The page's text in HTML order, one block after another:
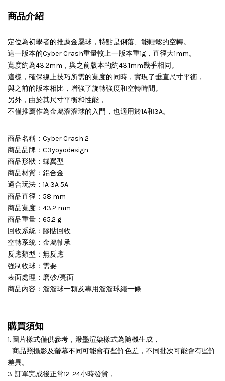
商品介紹
定位為初學者的推薦金屬球，特點是俐落、能輕鬆的空轉。
這一版本的Cyber Crash重量較上一版本重1g，直徑大1mm。
寬度約為43.2mm，與之前版本的約43.1mm幾乎相同。
這樣，確保線上技巧所需的寬度的同時，實現了垂直尺寸平衡，
與之前的版本相比，增強了旋轉強度和空轉時間。
另外，由於其尺寸平衡和性能，
不僅推薦作為金屬溜溜球的入門，也適用於1A和3A。
商品名稱：Cyber Crash 2
商品品牌：C3yoyodesign
商品形狀：蝶翼型
商品材質：鋁合金
適合玩法：1A 3A 5A
商品直徑：58 mm
商品寬度：43.2 mm
商品重量：65.2 g
回收系統：膠貼回收
空轉系統：金屬軸承
反應類型：無反應
強制收球：需要
表面處理：磨砂/亮面
商品內容：溜溜球一顆及專用溜溜球繩一條
購買須知
1. 圖片樣式僅供參考，潑墨渲染樣式為隨機生成，
商品照攝影及螢幕不同可能會有些許色差，不同批次可能會有些許
差異。
3. 訂單完成後正常12-24小時發貨，